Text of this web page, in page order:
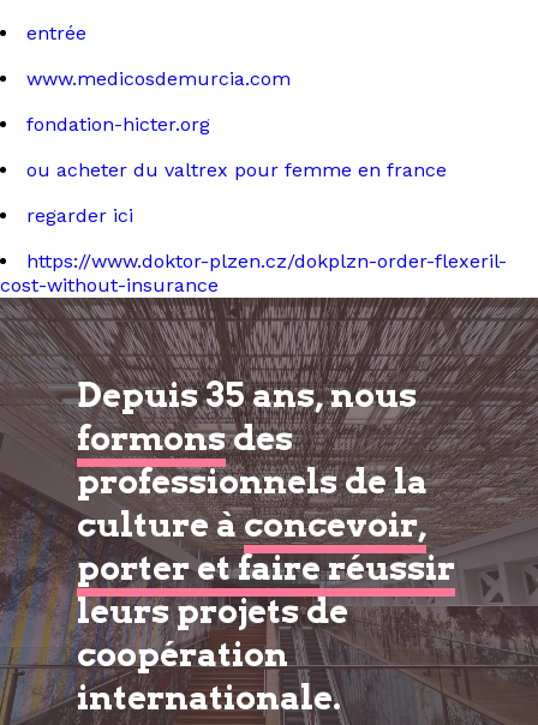
entrée
www.medicosdemurcia.com
fondation-hicter.org
ou acheter du valtrex pour femme en france
regarder ici
https://www.doktor-plzen.cz/dokplzn-order-flexeril-
cost-without-insurance
Depuis 35 ans, nous
formonsdes
professionnels de la
culture àconcevoir,
porter et faire réussir
leurs projets de
coopération
internationale.